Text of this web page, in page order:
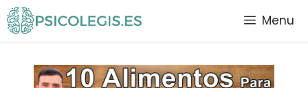
Saltar
al
Menu